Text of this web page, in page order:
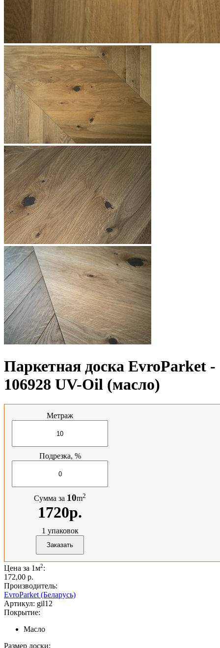
Паркетная доска EvroParket -
106928 UV-Oil (масло)
Метраж
Подрезка, %
Сумма за 10m2
1720р.
1 упаковок
Цена за 1м2:
172,00 p.
Производитель:
EvroParket (Беларусь)
Артикул: gil12
Покрытие:
Масло
Размер доски: